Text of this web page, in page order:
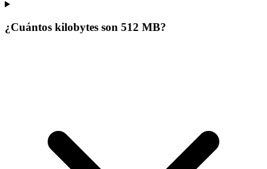
¿Cuántos kilobytes son 512 MB?